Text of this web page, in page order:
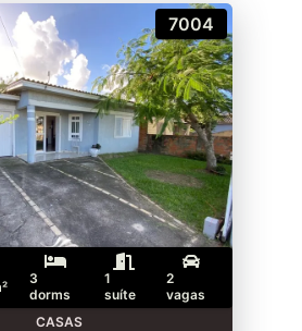
7004
3
dorms
1
suíte
2
vagas
CASAS